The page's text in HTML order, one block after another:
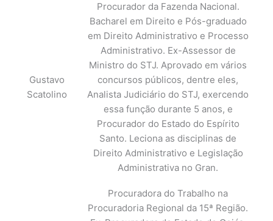
Gustavo
Scatolino
Procurador da Fazenda Nacional.
Bacharel em Direito e Pós-graduado
em Direito Administrativo e Processo
Administrativo. Ex-Assessor de
Ministro do STJ. Aprovado em vários
concursos públicos, dentre eles,
Analista Judiciário do STJ, exercendo
essa função durante 5 anos, e
Procurador do Estado do Espírito
Santo. Leciona as disciplinas de
Direito Administrativo e Legislação
Administrativa no Gran.
Procuradora do Trabalho na
Procuradoria Regional da 15ª Região.